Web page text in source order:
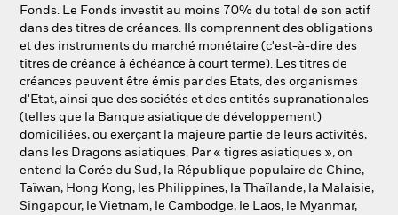
Aladdin
Notre société
Fonds. Le Fonds investit au moins 70% du total de son actif
dans des titres de créances. Ils comprennent des obligations
et des instruments du marché monétaire (c'est-à-dire des
titres de créance à échéance à court terme). Les titres de
créances peuvent être émis par des Etats, des organismes
d'Etat, ainsi que des sociétés et des entités supranationales
(telles que la Banque asiatique de développement)
domiciliées, ou exerçant la majeure partie de leurs activités,
dans les Dragons asiatiques. Par « tigres asiatiques », on
entend la Corée du Sud, la République populaire de Chine,
Taïwan, Hong Kong, les Philippines, la Thaïlande, la Malaisie,
Singapour, le Vietnam, le Cambodge, le Laos, le Myanmar,